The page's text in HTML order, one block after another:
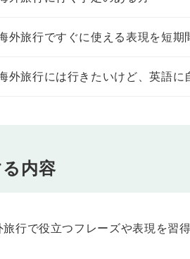
でよく使う言葉やフレーズを学習しましょう。
8-12の内容をおさらいします。
16 単語・フレーズ(8)
17 テスト
外旅行ですぐに使える表現を短期
外旅行には行きたいけど、英語に
内容
旅行で役立つフレーズや表現を習